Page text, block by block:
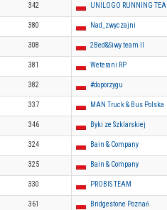
342 UNILOGO RUNNING
380 Nad_zwyczajni
308 2Bed&Siwy team II
381 Weterani RP
382 #doporzygu
337 MAN Truck & Bus Polska
346 Byki ze Szklarskiej
324 Bain & Company
325 Bain & Company
330 PROBIS TEAM
361 Bridgestone Poznań